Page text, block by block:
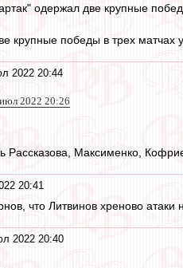
одержал две крупные
крупные победы в трех
2022 20:44
2022 20:26
Рассказова, Максименко,
20:41
что Литвинов хреново
2022 20:40